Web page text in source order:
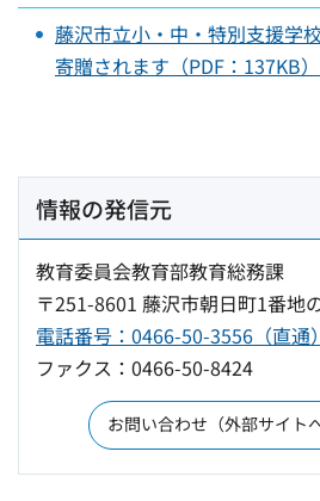
藤沢市立小・中・特別支援学
寄贈されます（PDF：137KB）
情報の発信元
教育委員会教育部教育総務課
〒251-8601 藤沢市朝日町1番
電話番号：0466-50-3556（直通）
ファクス：0466-50-8424
お問い合わせ（外部サイト